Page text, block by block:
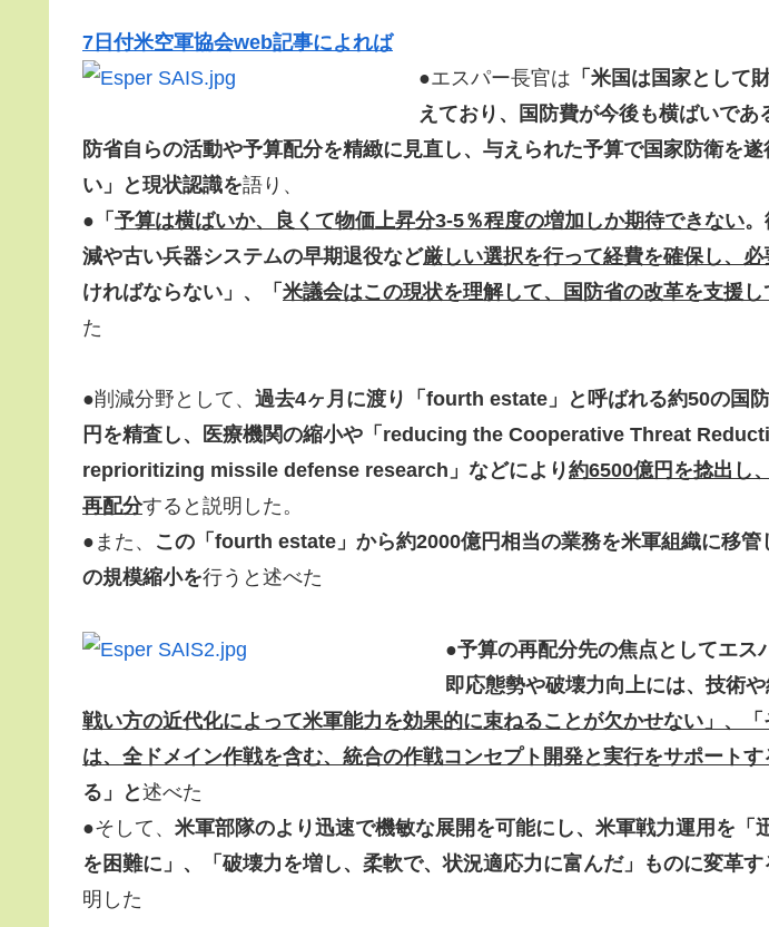
7日付米空軍協会web記事によれば
●エスパー長官は 「米国は国家として
えており、国防費が今後も横ばいであ
防省自らの活動や予算配分を精緻に見直し、与えられた予算で国家防衛を
い」と現状認識を語り、
● 「 予算は横ばいか、良くて物価上昇分3-5％程度の増加しか期待できない
減や古い兵器システムの早期退役など厳しい選択を行って経費を確保し、
ければならない」、「 米議会はこの現状を理解して、国防省の改革を支援し
た
●削減分野として、 過去4ヶ月に渡り「fourth estate」と呼ばれる約50の国
円を精査し、医療機関の縮小や「reducing the Cooperative Threat
reprioritizing missile defense research」などにより約6500億円を捻出し
再配分すると説明した。
●また、 この「fourth estate」から約2000億円相当の業務を米軍組織に移管
の規模縮小を行うと述べた
●予算の再配分先の焦点としてエス
即応態勢や破壊力向上には、技術や
戦い方の近代化によって米軍能力を効果的に束ねることが欠かせない」、
は、全ドメイン作戦を含む、統合の作戦コンセプト開発と実行をサポートす
る」と述べた
●そして、 米軍部隊のより迅速で機敏な展開を可能にし、米軍戦力運用を「
を困難に」、「破壊力を増し、柔軟で、状況適応力に富んだ」ものに変革
明した